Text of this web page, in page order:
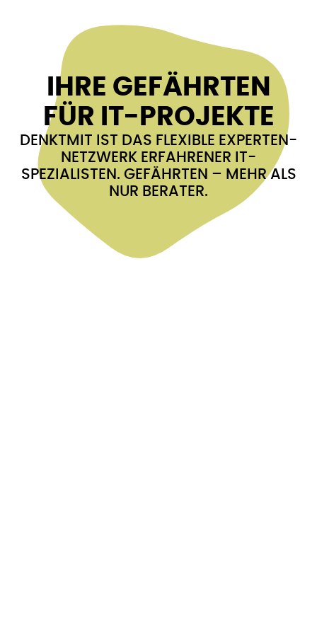
IHRE GEFÄHRTEN
FÜR IT-PROJEKTE
DENKTMIT IST DAS FLEXIBLE EXPERTEN-
NETZWERK ERFAHRENER IT-
SPEZIALISTEN. GEFÄHRTEN – MEHR ALS
NUR BERATER.